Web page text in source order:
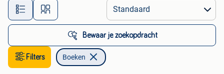
Alle afstanden…
Bewaar je zoekopdracht
Filters Boeken